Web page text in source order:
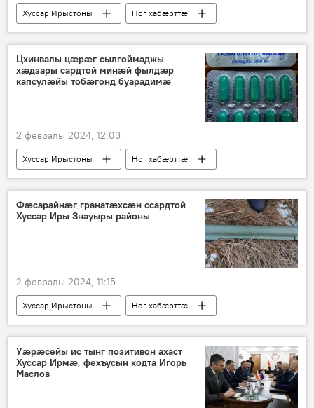
Хуссар Ирыстоны
Ног хабӕрттӕ
Хуссар Иры хицауад
Цхинвалы цӕрӕг сылгоймаджы
хӕдзары сардтой минӕй фылдӕр
капсулӕйы тобӕгонд буарадимӕ
2 февралы 2024, 12:03
Хуссар Ирыстоны
Ног хабӕрттӕ
Хуссар Иры МХМ
Фæсарайнæг гранатæхсæн ссардтой
Хуссар Иры Знауыры районы
2 февралы 2024, 11:15
Хуссар Ирыстоны
Ног хабӕрттӕ
УУМ
Уæрæсейы ис тынг позитивон ахаст
Хуссар Ирмæ, фехъусын кодта Игорь
Маслов